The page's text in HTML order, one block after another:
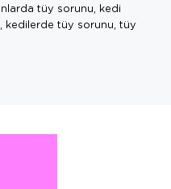
tüy sorunu, kedi
kedilerde tüy sorunu, tüy